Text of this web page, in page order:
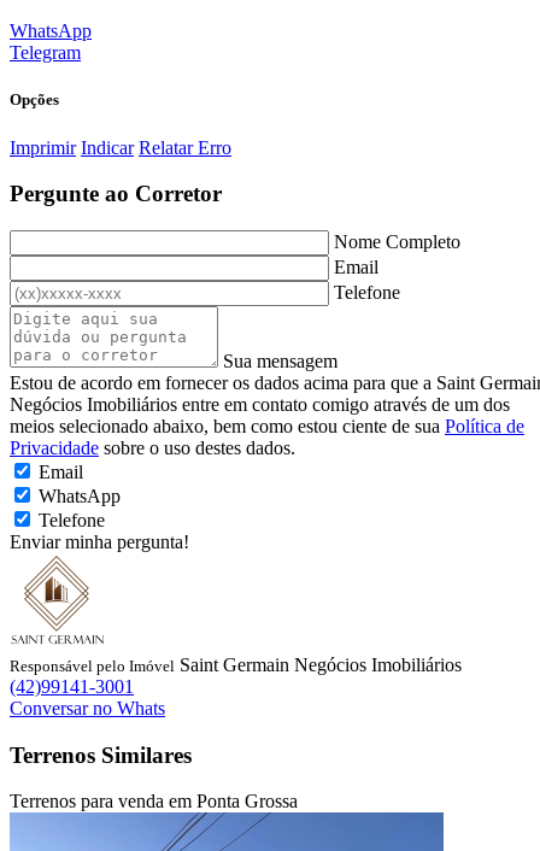
WhatsApp
Telegram
Opções
Imprimir Indicar Relatar Erro
Pergunte ao Corretor
Nome Completo
Email
Telefone
Sua mensagem
Estou de acordo em fornecer os dados acima para que a Saint
Negócios Imobiliários entre em contato comigo através de um dos
meios selecionado abaixo, bem como estou ciente de sua Política de
Privacidade sobre o uso destes dados.
Email
WhatsApp
Telefone
Enviar minha pergunta!
Responsável pelo Imóvel Saint Germain Negócios Imobiliários
(42)99141-3001
Conversar no Whats
Terrenos Similares
Terrenos para venda em Ponta Grossa